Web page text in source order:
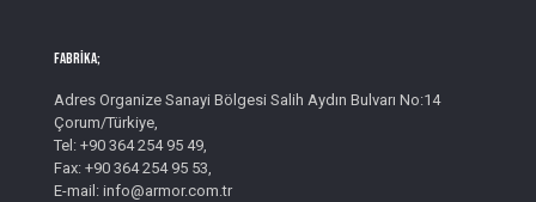
Fabrika;
Adres Organize Sanayi Bölgesi Salih Aydın Bulvarı No:14
Çorum/Türkiye,
Tel: +90 364 254 95 49,
Fax: +90 364 254 95 53,
E-mail: info@armor.com.tr